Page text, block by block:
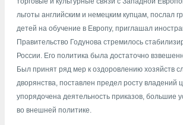
льготы английским и немецким купцам, послал
детей на обучение в Европу, приглашал
Правительство Годунова стремилось
России. Его политика была достаточно
Был принят ряд мер к оздоровлению хозяйств
дворянства, поставлен предел росту владений
упорядочена деятельность приказов, большие
во внешней политике.